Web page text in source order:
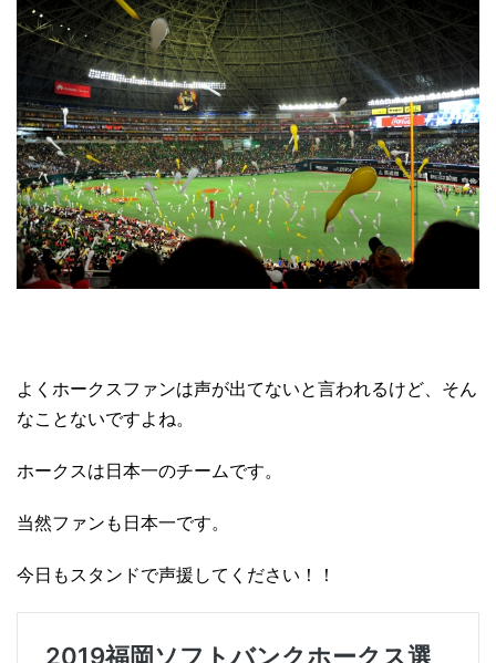
よくホークスファンは声が出てないと言われるけど、そん
なことないですよね。
ホークスは日本一のチームです。
当然ファンも日本一です。
今日もスタンドで声援してください！！